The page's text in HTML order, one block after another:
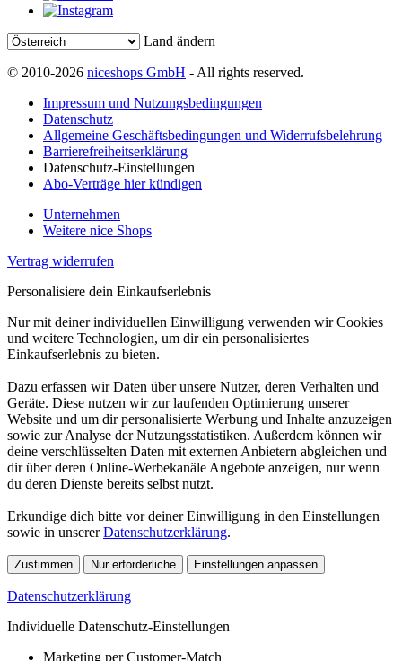
Land ändern
© 2010-2026 niceshops GmbH - All rights reserved.
Impressum und Nutzungsbedingungen
Datenschutz
Allgemeine Geschäftsbedingungen und Widerrufsbelehrung
Barrierefreiheitserklärung
Datenschutz-Einstellungen
Abo-Verträge hier kündigen
Unternehmen
Weitere nice Shops
Vertrag widerrufen
Personalisiere dein Einkaufserlebnis
Nur mit deiner individuellen Einwilligung verwenden wir Cookies
und weitere Technologien, um dir ein personalisiertes
Einkaufserlebnis zu bieten.
Dazu erfassen wir Daten über unsere Nutzer, deren Verhalten und
Geräte. Diese nutzen wir zur laufenden Optimierung unserer
Website und um dir personalisierte Werbung und Inhalte anzuzeigen
sowie zur Analyse der Nutzungsstatistiken. Außerdem können wir
deine verschlüsselten Daten mit externen Anbietern abgleichen und
dir über deren Online-Werbekanäle Angebote anzeigen, nur wenn
du deren Dienste bereits selbst nutzt.
Erkundige dich bitte vor deiner Einwilligung in den Einstellungen
sowie in unsererDatenschutzerklärung.
Zustimmen Nur erforderliche Einstellungen anpassen
Datenschutzerklärung
Individuelle Datenschutz-Einstellungen
Marketing per Customer-Match